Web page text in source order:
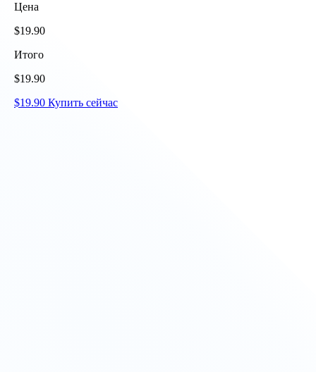
Цена
$19.90
Итого
$19.90
$19.90 Купить сейчас